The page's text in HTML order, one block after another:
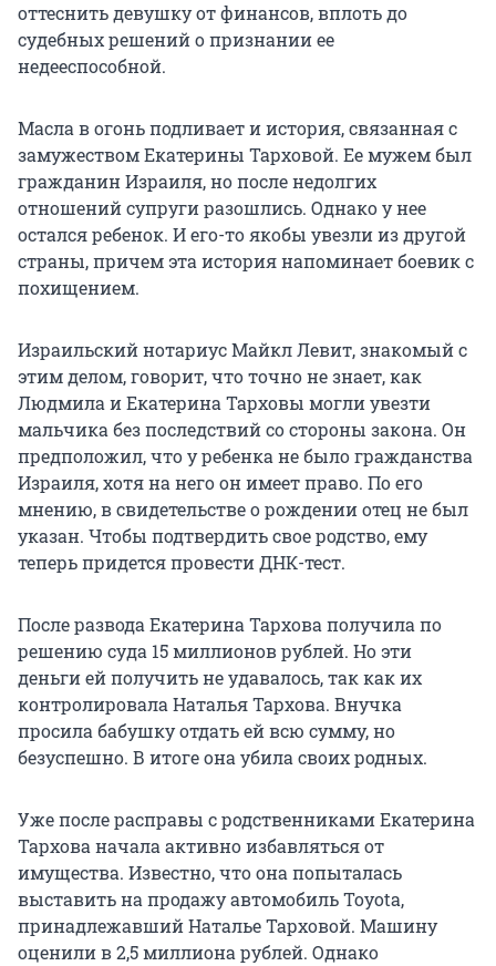
оттеснить девушку от финансов, вплоть до
судебных решений о признании ее
недееспособной.
Масла в огонь подливает и история, связанная с
замужеством Екатерины Тарховой. Ее мужем был
гражданин Израиля, но после недолгих
отношений супруги разошлись. Однако у нее
остался ребенок. И его-то якобы увезли из другой
страны, причем эта история напоминает боевик с
похищением.
Израильский нотариус Майкл Левит, знакомый с
этим делом, говорит, что точно не знает, как
Людмила и Екатерина Тарховы могли увезти
мальчика без последствий со стороны закона. Он
предположил, что у ребенка не было гражданства
Израиля, хотя на него он имеет право. По его
мнению, в свидетельстве о рождении отец не был
указан. Чтобы подтвердить свое родство, ему
теперь придется провести ДНК-тест.
После развода Екатерина Тархова получила по
решению суда 15 миллионов рублей. Но эти
деньги ей получить не удавалось, так как их
контролировала Наталья Тархова. Внучка
просила бабушку отдать ей всю сумму, но
безуспешно. В итоге она убила своих родных.
Уже после расправы с родственниками Екатерина
Тархова начала активно избавляться от
имущества. Известно, что она попыталась
выставить на продажу автомобиль Toyota,
принадлежавший Наталье Тарховой. Машину
оценили в 2,5 миллиона рублей. Однако